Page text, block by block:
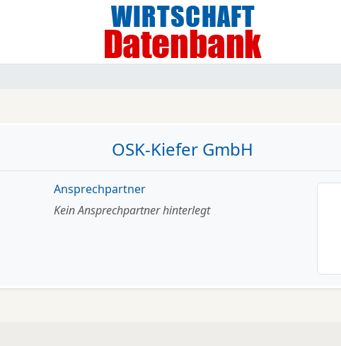
OSK-Kiefer GmbH
Ansprechpartner
Kein Ansprechpartner hinterlegt